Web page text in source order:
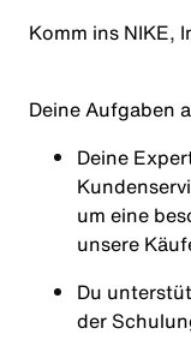
Komm ins NIKE,
Deine Aufgaben
Deine
um eine
unsere
Du
der